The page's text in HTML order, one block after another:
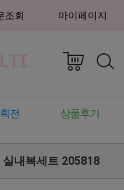
조회 마이페이지
전 상품후기
내복세트 205818